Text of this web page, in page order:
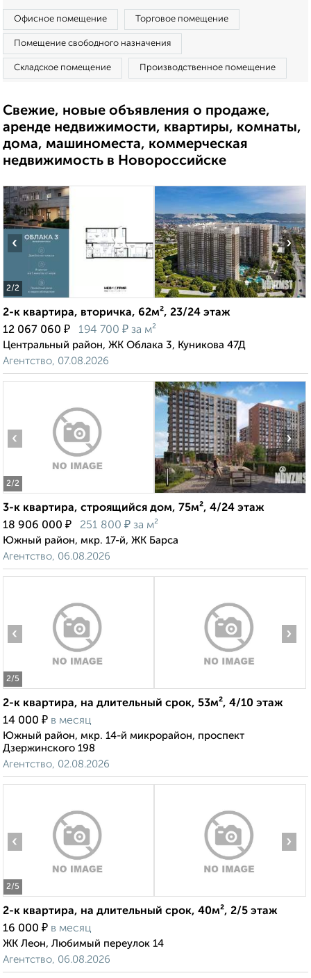
Офисное помещение Торговое помещение
Помещение свободного назначения
Складское помещение Производственное помещение
Свежие, новые объявления о продаже,
аренде недвижимости, квартиры, комнаты,
дома, машиноместа, коммерческая
недвижимость в Новороссийске
2/2
‹ ›
2-к квартира, вторичка, 62м², 23/24 этаж
12 067 060 ₽ 194 700 ₽ за м²
Центральный район, ЖК Облака 3, Куникова 47Д
Агентство, 07.08.2026
2/2
‹ ›
3-к квартира, строящийся дом, 75м², 4/24 этаж
18 906 000 ₽ 251 800 ₽ за м²
Южный район, мкр. 17-й, ЖК Барса
Агентство, 06.08.2026
2/5
‹ ›
2-к квартира, на длительный срок, 53м², 4/10 этаж
14 000 ₽ в месяц
Южный район, мкр. 14-й микрорайон, проспект
Дзержинского 198
Агентство, 02.08.2026
2/5
‹ ›
2-к квартира, на длительный срок, 40м², 2/5 этаж
16 000 ₽ в месяц
ЖК Леон, Любимый переулок 14
Агентство, 06.08.2026